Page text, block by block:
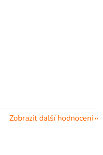
Zobrazit další hodnocení